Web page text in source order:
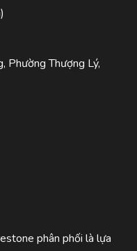
Thượng Lý,
phân phối là lựa